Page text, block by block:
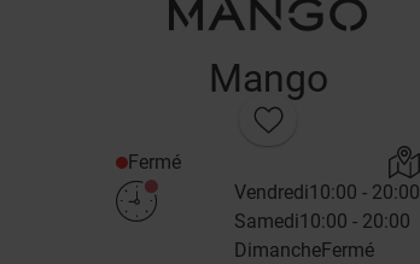
Mango
Fermé
Vendredi10:00 - 20:00
Samedi10:00 - 20:00
DimancheFermé